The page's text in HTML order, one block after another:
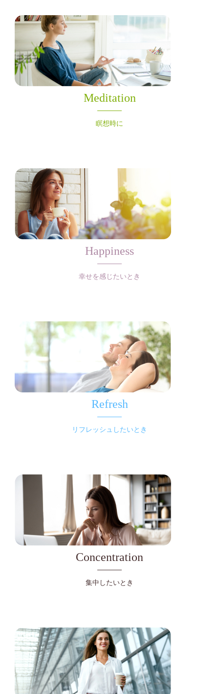
Meditation
瞑想時に
Happiness
幸せを感じたいとき
Refresh
リフレッシュしたいとき
Concentration
集中したいとき